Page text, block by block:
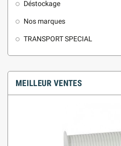
Déstockage
Nos marques
TRANSPORT SPECIAL
MEILLEUR VENTES